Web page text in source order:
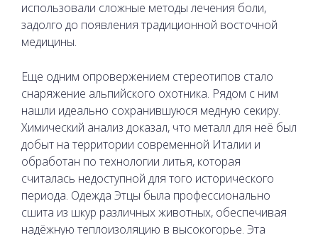
использовали сложные методы лечения боли,
задолго до появления традиционной восточной
медицины.
Еще одним опровержением стереотипов стало
снаряжение альпийского охотника. Рядом с ним
нашли идеально сохранившуюся медную секиру.
Химический анализ доказал, что металл для неё был
добыт на территории современной Италии и
обработан по технологии литья, которая
считалась недоступной для того исторического
периода. Одежда Этцы была профессионально
сшита из шкур различных животных, обеспечивая
надёжную теплоизоляцию в высокогорье. Эта